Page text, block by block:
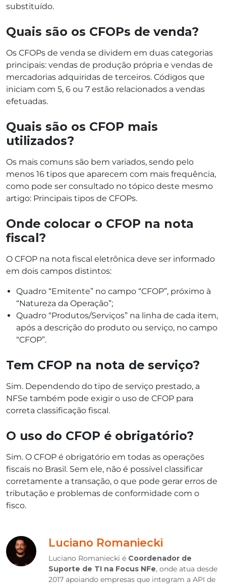
substituído.
Quais são os CFOPs de venda?
Os CFOPs de venda se dividem em duas categorias
principais: vendas de produção própria e vendas de
mercadorias adquiridas de terceiros. Códigos que
iniciam com 5, 6 ou 7 estão relacionados a vendas
efetuadas.
Quais são os CFOP mais
utilizados?
Os mais comuns são bem variados, sendo pelo
menos 16 tipos que aparecem com mais frequência,
como pode ser consultado no tópico deste mesmo
artigo: Principais tipos de CFOPs.
Onde colocar o CFOP na nota
fiscal?
O CFOP na nota fiscal eletrônica deve ser informado
em dois campos distintos:
Quadro “Emitente” no campo “CFOP”, próximo à
“Natureza da Operação”;
Quadro “Produtos/Serviços” na linha de cada item,
após a descrição do produto ou serviço, no campo
“CFOP”.
Tem CFOP na nota de serviço?
Sim. Dependendo do tipo de serviço prestado, a
NFSe também pode exigir o uso de CFOP para
correta classificação fiscal.
O uso do CFOP é obrigatório?
Sim. O CFOP é obrigatório em todas as operações
fiscais no Brasil. Sem ele, não é possível classificar
corretamente a transação, o que pode gerar erros de
tributação e problemas de conformidade com o
fisco.
Luciano Romaniecki
Luciano Romaniecki é Coordenador de
Suporte de TI na Focus NFe, onde atua desde
2017 apoiando empresas que integram a API de